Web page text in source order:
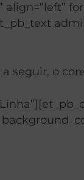
seguir, o